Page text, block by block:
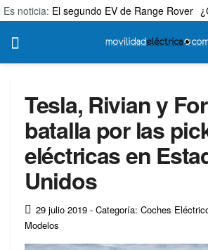
Es noticia: El segundo EV de Range Rover
Tesla, Rivian y
batalla por las
eléctricas en
Unidos
29 julio 2019 - Categoría: Coches
Modelos